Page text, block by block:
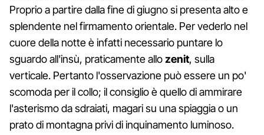
Proprio a partire dalla fine di giugno si presenta alto e
splendente nel firmamento orientale. Per vederlo nel
cuore della notte è infatti necessario puntare lo
sguardo all'insù, praticamente allozenit, sulla
verticale. Pertanto l'osservazione può essere un po'
scomoda per il collo; il consiglio è quello di ammirare
l'asterismo da sdraiati, magari su una spiaggia o un
prato di montagna privi di inquinamento luminoso.